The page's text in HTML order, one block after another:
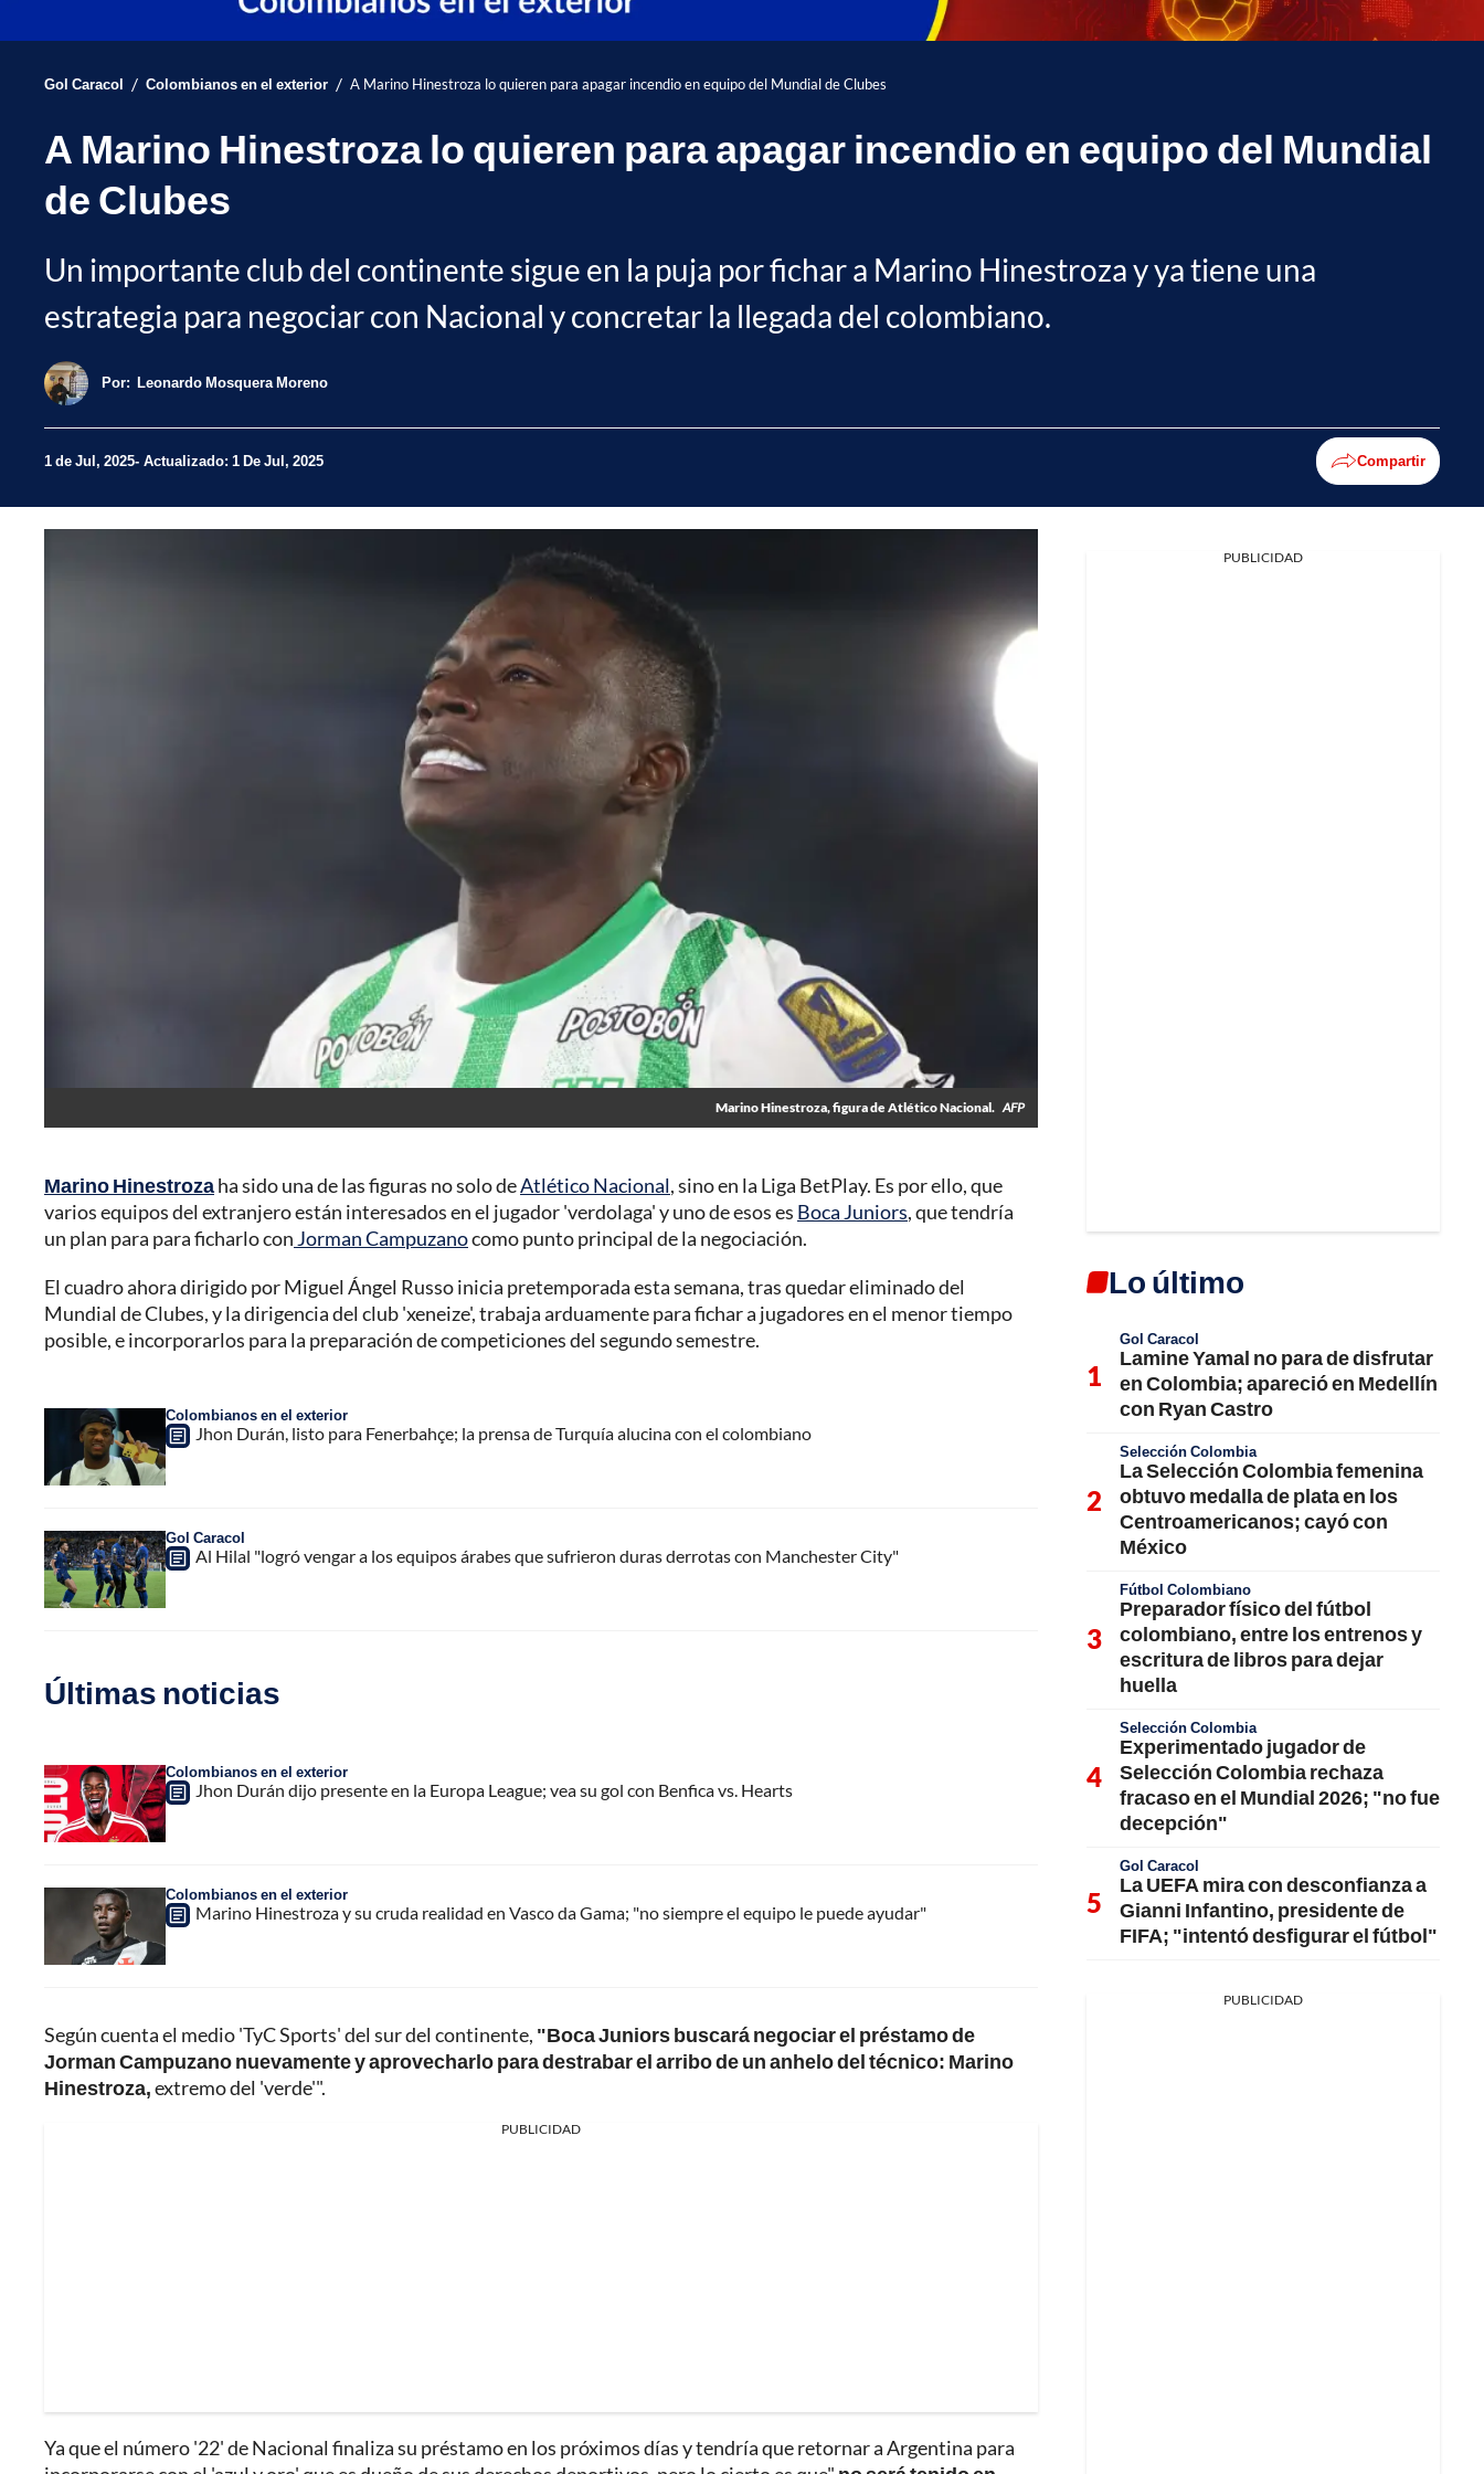
Gol Caracol / Colombianos en el exterior / A Marino Hinestroza lo quieren para apagar incendio en equipo del Mundial de Clubes
A Marino Hinestroza lo quieren para apagar incendio en equipo del Mundial
de Clubes
Un importante club del continente sigue en la puja por fichar a Marino Hinestroza y ya tiene una
estrategia para negociar con Nacional y concretar la llegada del colombiano.
Por: Leonardo Mosquera Moreno
1 de Jul, 2025 Actualizado: 1 De Jul, 2025 Compartir
Marino Hinestroza, figura de Atlético Nacional. AFP
Marino Hinestrozaha sido una de las figuras no solo deAtlético Nacional, sino en la Liga BetPlay. Es por ello, que
varios equipos del extranjero están interesados en el jugador 'verdolaga' y uno de esos es Boca Juniors, que tendría
un plan para para ficharlo con Jorman Campuzanocomo punto principal de la negociación.
El cuadro ahora dirigido por Miguel Ángel Russo inicia pretemporada esta semana, tras quedar eliminado del
Mundial de Clubes, y la dirigencia del club 'xeneize', trabaja arduamente para fichar a jugadores en el menor tiempo
posible, e incorporarlos para la preparación de competiciones del segundo semestre.
Colombianos en el exterior
Jhon Durán, listo para Fenerbahçe; la prensa de Turquía alucina con el colombiano
Gol Caracol
Al Hilal "logró vengar a los equipos árabes que sufrieron duras derrotas con Manchester City"
Últimas noticias
Colombianos en el exterior
Jhon Durán dijo presente en la Europa League; vea su gol con Benfica vs. Hearts
Colombianos en el exterior
Marino Hinestroza y su cruda realidad en Vasco da Gama; "no siempre el equipo le puede ayudar"
Según cuenta el medio 'TyC Sports' del sur del continente, "Boca Juniors buscará negociar el préstamo de
Jorman Campuzano nuevamente y aprovecharlo para destrabar el arribo de un anhelo del técnico: Marino
Hinestroza,extremo del 'verde'".
PUBLICIDAD
Ya que el número '22' de Nacional finaliza su préstamo en los próximos días y tendría que retornar a Argentina para
PUBLICIDAD
Lo último
Gol Caracol
Lamine Yamal no para de disfrutar
en Colombia; apareció en Medellín
con Ryan Castro
Selección Colombia
La Selección Colombia femenina
obtuvo medalla de plata en los
Centroamericanos; cayó con
México
Fútbol Colombiano
Preparador físico del fútbol
colombiano, entre los entrenos y
escritura de libros para dejar
huella
Selección Colombia
Experimentado jugador de
Selección Colombia rechaza
fracaso en el Mundial 2026; "no fue
decepción"
Gol Caracol
La UEFA mira con desconfianza a
Gianni Infantino, presidente de
FIFA; "intentó desfigurar el fútbol"
PUBLICIDAD